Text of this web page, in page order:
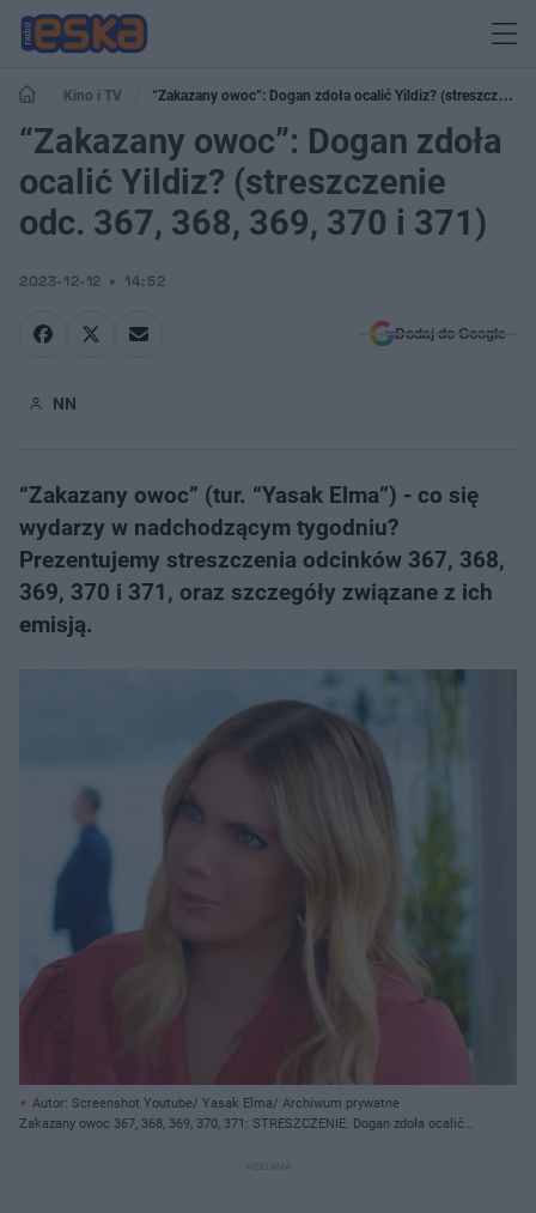
Kino i TV
“Zakazany owoc”: Dogan zdoła ocalić Yildiz? (streszczenie
odc. 367, 368, 369, 370 i 371)
“Zakazany owoc”: Dogan zdoła
ocalić Yildiz? (streszczenie
odc. 367, 368, 369, 370 i 371)
2023-12-12 14:52
Dodaj do Google
NN
“Zakazany owoc” (tur. “Yasak Elma”) - co się
wydarzy w nadchodzącym tygodniu?
Prezentujemy streszczenia odcinków 367, 368,
369, 370 i 371, oraz szczegóły związane z ich
emisją.
Autor: Screenshot Youtube/ Yasak Elma/ Archiwum prywatne
Zakazany owoc 367, 368, 369, 370, 371: STRESZCZENIE. Dogan zdoła ocalić